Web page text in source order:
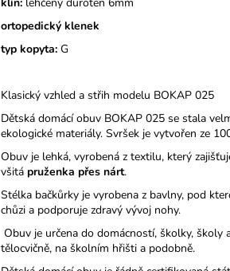
ortopedický klenek
typ kopyta: G
Klasický vzhled a střih modelu BOKAP 025
Dětská domácí obuv BOKAP 025 se stala
ekologické materiály. Svršek je vytvořen ze
Obuv je lehká, vyrobená z textilu, který
všitá pruženka přes nárt.
Stélka bačkůrky je vyrobena z bavlny, pod
chůzi a podporuje zdravý vývoj nohy.
Obuv je určena do domácností, školky,
tělocvičně, na školním hřišti a podobně.